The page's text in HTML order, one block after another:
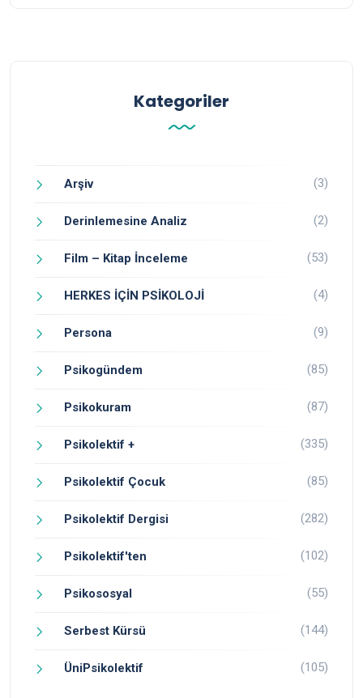
Kategoriler
Arşiv (3)
Derinlemesine Analiz (2)
Film – Kitap İnceleme (53)
HERKES İÇİN PSİKOLOJİ (4)
Persona (9)
Psikogündem (85)
Psikokuram (87)
Psikolektif + (335)
Psikolektif Çocuk (85)
Psikolektif Dergisi (282)
Psikolektif'ten (102)
Psikososyal (55)
Serbest Kürsü (144)
ÜniPsikolektif (105)